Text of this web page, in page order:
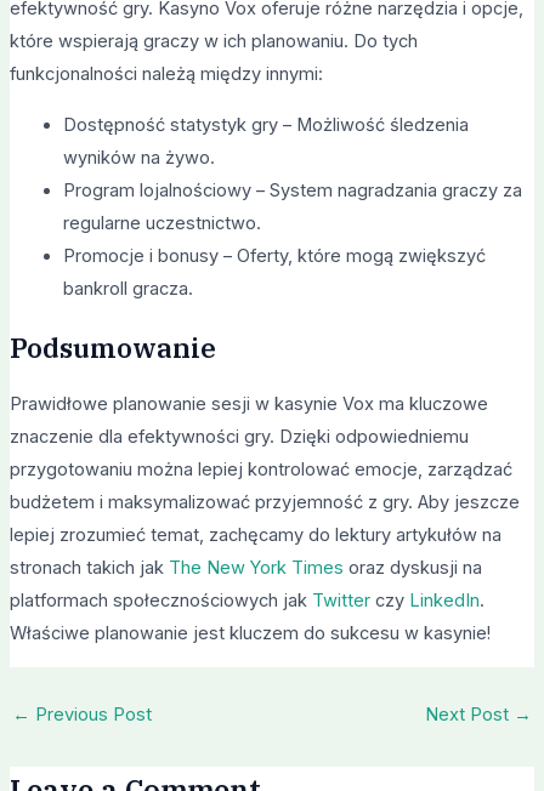
efektywność gry. Kasyno Vox oferuje różne narzędzia i opcje,
które wspierają graczy w ich planowaniu. Do tych
funkcjonalności należą między innymi:
Dostępność statystyk gry – Możliwość śledzenia
wyników na żywo.
Program lojalnościowy – System nagradzania graczy za
regularne uczestnictwo.
Promocje i bonusy – Oferty, które mogą zwiększyć
bankroll gracza.
Podsumowanie
Prawidłowe planowanie sesji w kasynie Vox ma kluczowe
znaczenie dla efektywności gry. Dzięki odpowiedniemu
przygotowaniu można lepiej kontrolować emocje, zarządzać
budżetem i maksymalizować przyjemność z gry. Aby jeszcze
lepiej zrozumieć temat, zachęcamy do lektury artykułów na
stronach takich jak The New York Times oraz dyskusji na
platformach społecznościowych jak Twitterczy LinkedIn.
Właściwe planowanie jest kluczem do sukcesu w kasynie!
← Previous Post Next Post →